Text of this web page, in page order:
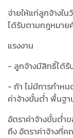
จ่ายให้แก่ลูกจ้างใ
ได้รับตามกฎหมาย
แรงงาน
- ลูกจ้างมีสิทธิ์ได้รั
- ถ้า ไม่มีการกำหน
ค่าจ้างขั้นต่ำ พื้นฐา
อัตราค่าจ้างขั้นต่ำ
ถึง อัตราค่าจ้างที่ค